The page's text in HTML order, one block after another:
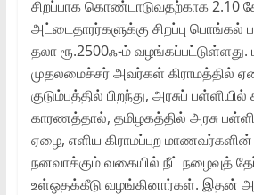
சிறப்பாக கொண்டாடுவதற்காக 2.10
அட்டைதாரர்களுக்கு சிறப்பு பொங்கல்
தலா ரூ.2500ஃ-ம் வழங்கப்பட்டுள்ளது.
முதலமைச்சர் அவர்கள் கிராமத்தில்
குடும்பத்தில் பிறந்து, அரசுப்
காரணத்தால், தமிழகத்தில் அரசு
ஏழை, எளிய கிராமப்புற
நனவாக்கும் வகையில் நீட் நழைவுத்
உள்ஒதக்கீடு வழங்கினார்கள். இதன்